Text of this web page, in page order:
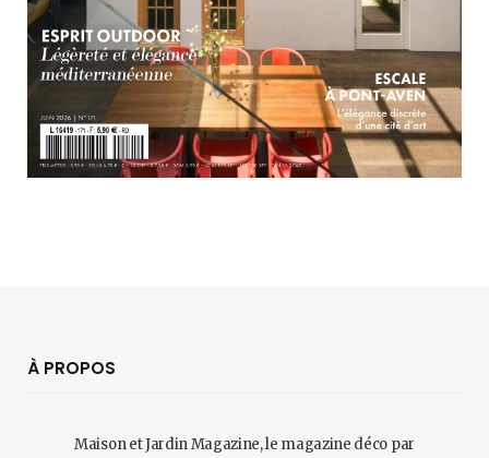
À PROPOS
Maison et Jardin Magazine, le magazine déco par